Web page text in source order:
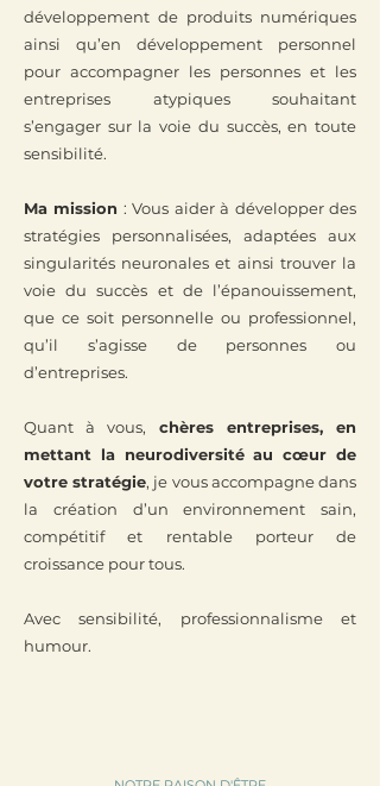
développement de produits numériques
ainsi qu’en développement personnel
pour accompagner les personnes et les
entreprises atypiques souhaitant
s’engager sur la voie du succès, en toute
sensibilité.
Ma mission : Vous aider à développer des
stratégies personnalisées, adaptées aux
singularités neuronales et ainsi trouver la
voie du succès et de l’épanouissement,
que ce soit personnelle ou professionnel,
qu’il s’agisse de personnes ou
d’entreprises.
Quant à vous, chères entreprises, en
mettant la neurodiversité au cœur de
votre stratégie, je vous accompagne dans
la création d’un environnement sain,
compétitif et rentable porteur de
croissance pour tous.
Avec sensibilité, professionnalisme et
humour.